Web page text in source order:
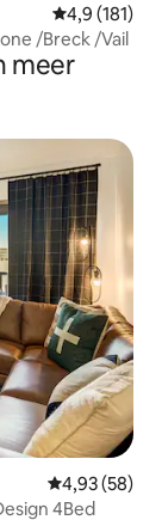
Gemiddelde
4,9 (181)
/Breck /Vail
meer
Gemiddelde
4,93 (58)
4Bed